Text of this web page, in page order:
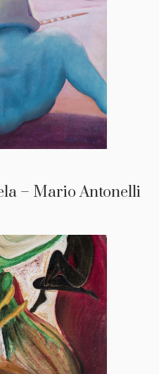
– Mario Antonelli